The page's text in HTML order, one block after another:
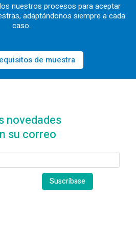
nuestros procesos para aceptar
adaptándonos siempre a cada
caso.
de muestra
novedades
su correo